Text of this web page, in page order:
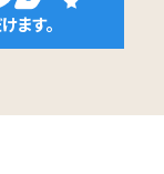
ます。